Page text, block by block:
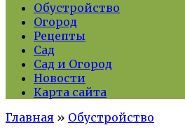
Обустройство
Огород
Рецепты
Сад
Сад и Огород
Новости
Карта сайта
Главная » Обустройство